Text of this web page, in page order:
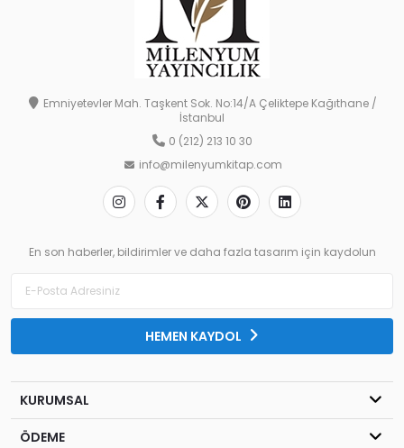
Emniyetevler Mah. Taşkent Sok. No:14/A Çeliktepe Kağıthane /
İstanbul
0 (212) 213 10 30
info@milenyumkitap.com
En son haberler, bildirimler ve daha fazla tasarım için kaydolun
HEMEN KAYDOL
KURUMSAL
ÖDEME